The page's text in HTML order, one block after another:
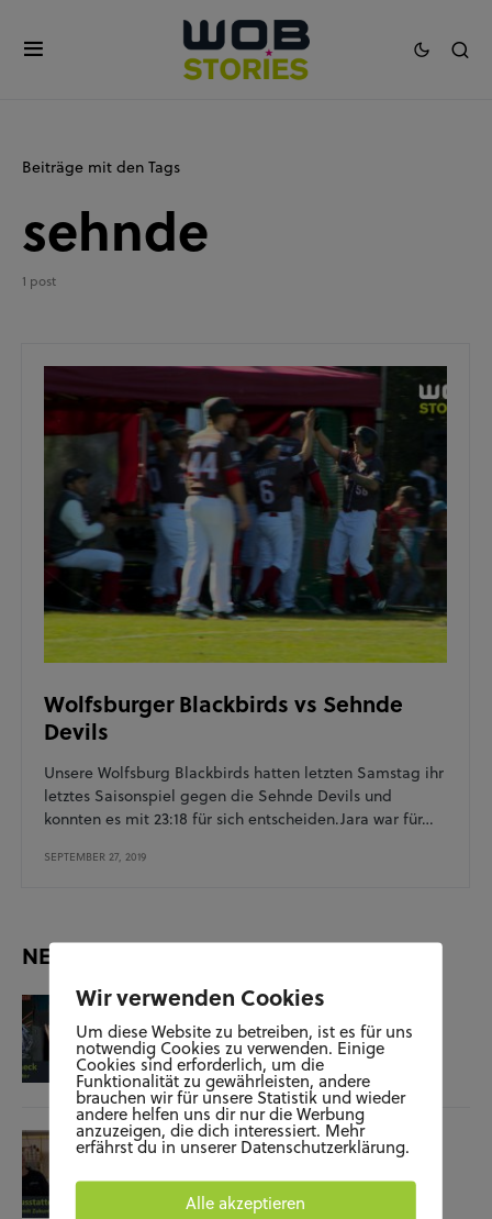
Beiträge mit den Tags
sehnde
1 post
Wolfsburger Blackbirds vs Sehnde
Devils
Unsere Wolfsburg Blackbirds hatten letzten Samstag ihr
letztes Saisonspiel gegen die Sehnde Devils und
konnten es mit 23:18 für sich entscheiden.Jara war für…
SEPTEMBER 27, 2019
NEUESTE BEITRÄGE
KUNST UND KULTUR SOZIALES
Film-Check “The Terminator”
04.11.25
SOZIALES WISSENSCHAFT & NATUR
Raumausstatterin – (k)ein Beruf mit
Zukunft?
Wir verwenden Cookies
Um diese Website zu betreiben, ist es für uns
notwendig Cookies zu verwenden. Einige
Cookies sind erforderlich, um die
Funktionalität zu gewährleisten, andere
brauchen wir für unsere Statistik und wieder
andere helfen uns dir nur die Werbung
anzuzeigen, die dich interessiert. Mehr
erfährst du in unserer Datenschutzerklärung.
Alle akzeptieren